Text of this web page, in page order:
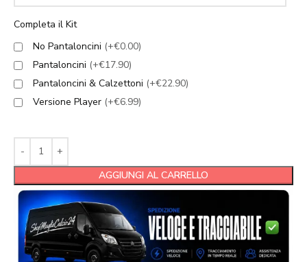
Completa il Kit
No Pantaloncini (+€0.00)
Pantaloncini (+€17.90)
Pantaloncini & Calzettoni (+€22.90)
Versione Player (+€6.99)
AGGIUNGI AL CARRELLO